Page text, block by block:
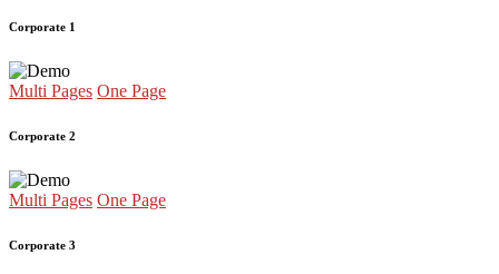
Corporate 1
Multi Pages One Page
Corporate 2
Multi Pages One Page
Corporate 3